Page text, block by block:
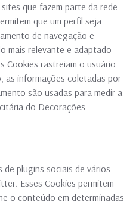
que fazem parte da rede
que um perfil seja
de navegação e
mais relevante e adaptado
Cookies rastreiam o usuário
as informações coletadas por
são usadas para medir a
do Decorações
de plugins sociais de vários
Esses Cookies permitem
o conteúdo em determinadas